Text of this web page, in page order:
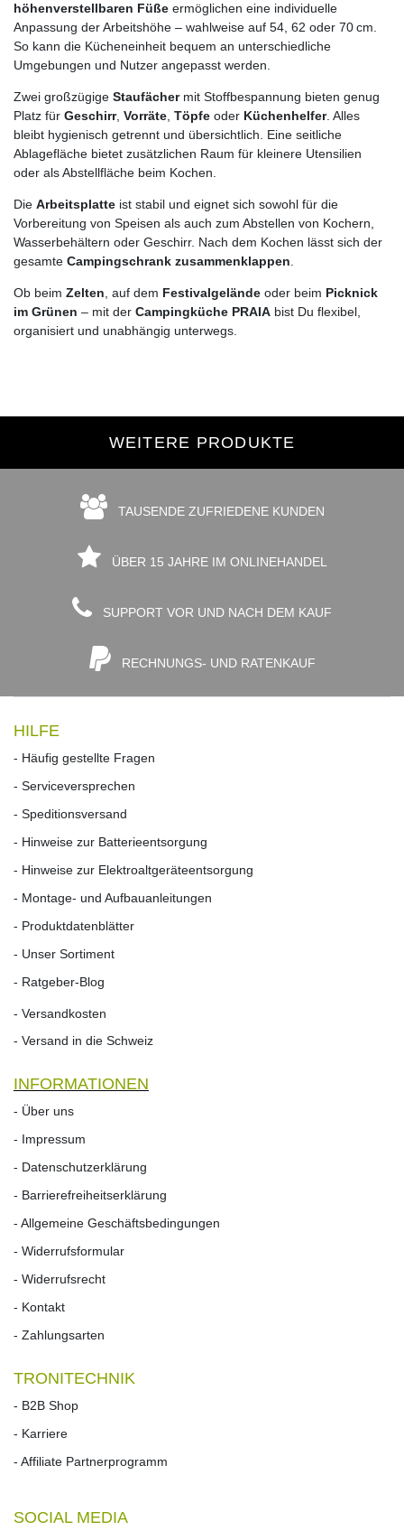
höhenverstellbaren Füße ermöglichen eine individuelle
Anpassung der Arbeitshöhe – wahlweise auf 54, 62 oder 70 cm.
So kann die Kücheneinheit bequem an unterschiedliche
Umgebungen und Nutzer angepasst werden.
Zwei großzügige Staufächermit Stoffbespannung bieten genug
Platz für Geschirr, Vorräte Töpfe oder Küchenhelfer. Alles
bleibt hygienisch getrennt und übersichtlich. Eine seitliche
Ablagefläche bietet zusätzlichen Raum für kleinere Utensilien
oder als Abstellfläche beim Kochen.
Die Arbeitsplatte ist stabil und eignet sich sowohl für die
Vorbereitung von Speisen als auch zum Abstellen von Kochern,
Wasserbehältern oder Geschirr. Nach dem Kochen lässt sich der
gesamte Campingschrank zusammenklappen
Ob beim Zelten , auf dem Festivalgelände oder beim Picknick
im Grünen – mit der Campingküche PRAIA bist Du flexibel,
organisiert und unabhängig unterwegs.
WEITERE PRODUKTE
TAUSENDE ZUFRIEDENE KUNDEN
ÜBER 15 JAHRE IM ONLINEHANDEL
SUPPORT VOR UND NACH DEM KAUF
RECHNUNGS- UND RATENKAUF
HILFE
- Häufig gestellte Fragen
- Serviceversprechen
- Speditionsversand
- Hinweise zur Batterieentsorgung
- Hinweise zur Elektroaltgeräteentsorgung
- Montage- und Aufbauanleitungen
- Produktdatenblätter
- Unser Sortiment
- Ratgeber-Blog
- Versandkosten
- Versand in die Schweiz
INFORMATIONEN
- Über uns
- Impressum
- Datenschutzerklärung
- Barrierefreiheitserklärung
- Allgemeine Geschäftsbedingungen
- Widerrufsformular
- Widerrufs­recht
- Kontakt
- Zahlungsarten
TRONITECHNIK
- B2B Shop
- Karriere
- Affiliate Partnerprogramm
SOCIAL MEDIA